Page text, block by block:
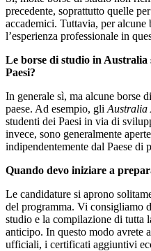
precedente, soprattutto quelle
accademici. Tuttavia, per
l’esperienza professionale in
Le borse di studio in
Paesi?
In generale sì, ma alcune borse
paese. Ad esempio, gli Australia
studenti dei Paesi in via di
invece, sono generalmente
indipendentemente dal Paese di
Quando devo iniziare a
Le candidature si aprono
del programma. Vi consigliamo
studio e la compilazione di tutta
anticipo. In questo modo avrete
ufficiali, i certificati aggiuntivi